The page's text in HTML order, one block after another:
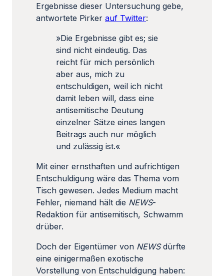
Ergebnisse dieser Untersuchung gebe,
antwortete Pirker auf Twitter:
»Die Ergebnisse gibt es; sie
sind nicht eindeutig. Das
reicht für mich persönlich
aber aus, mich zu
entschuldigen, weil ich nicht
damit leben will, dass eine
antisemitische Deutung
einzelner Sätze eines langen
Beitrags auch nur möglich
und zulässig ist.«
Mit einer ernsthaften und aufrichtigen
Entschuldigung wäre das Thema vom
Tisch gewesen. Jedes Medium macht
Fehler, niemand hält die NEWS-
Redaktion für antisemitisch, Schwamm
drüber.
Doch der Eigentümer von NEWSdürfte
eine einigermaßen exotische
Vorstellung von Entschuldigung haben: